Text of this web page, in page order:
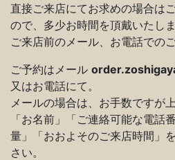
直接ご来店にてお求めの場合は
ので、多少お時間を頂戴いたしま
ご来店前のメール、お電話での
ご予約はメール
又はお電話にて。
メールの場合は、お手数ですが
「お名前」「ご連絡可能な電話
量」「おおよそのご来店時間」
さい。